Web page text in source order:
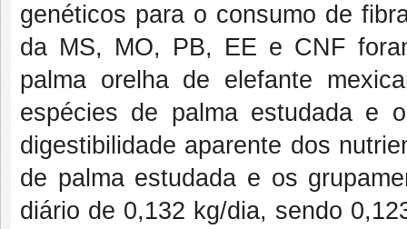
genéticos para o consumo de
da MS, MO, PB, EE e CNF
palma orelha de elefante
espécies de palma estudada e
digestibilidade aparente dos
de palma estudada e os
diário de 0,132 kg/dia, sendo